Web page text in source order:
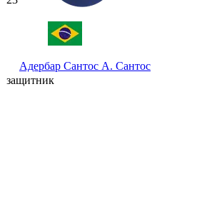
Адербар Сантос А. Сантос
защитник